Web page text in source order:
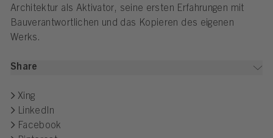
Architektur als Aktivator, seine ersten Erfahrungen mit
Bauverantwortlichen und das Kopieren des eigenen
Werks.
Share
Xing
LinkedIn
Facebook